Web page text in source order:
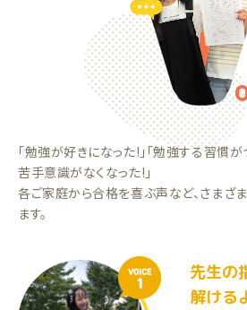
「勉強が好きになった!」「勉強する習慣が
苦手意識がなくなった!」
各ご家庭から合格を喜ぶ声など、さまざ
ます。
VOICE
1
先生の
解ける